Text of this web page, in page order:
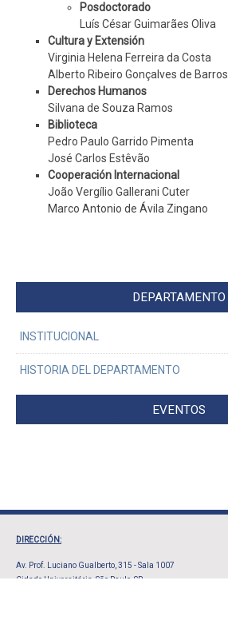
Posdoctorado
Luís César Guimarães Oliva
Cultura y Extensión
Virginia Helena Ferreira da Costa
Alberto Ribeiro Gonçalves de Barros
Derechos Humanos
Silvana de Souza Ramos
Biblioteca
Pedro Paulo Garrido Pimenta
José Carlos Estêvão
Cooperación Internacional
João Vergílio Gallerani Cuter
Marco Antonio de Ávila Zingano
DEPARTAMENTO
INSTITUCIONAL
HISTORIA DEL DEPARTAMENTO
EVENTOS
DIRECCIÓN:
Av. Prof. Luciano Gualberto, 315 - Sala 1007
Cidade Universitária, São Paulo, SP